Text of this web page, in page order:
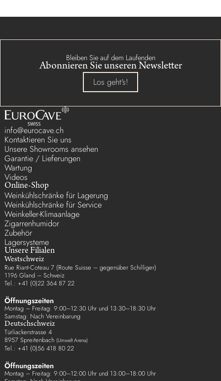
Bleiben Sie auf dem Laufenden
Abonnieren Sie unseren Newsletter
Los geht's!
info@eurocave.ch
Kontaktieren Sie uns
Unsere Showrooms ansehen
Garantie / Lieferungen
Wartung
Videos
Online-Shop
Weinkühlschränke für Lagerung
Weinkühlschränke für Service
Weinkeller-Klimaanlage
Zigarrenhumidor
Zubehör
Lagersysteme
Unsere Filialen
Westschweiz
Rue Riant-Coteau 7 (Route Suisse – gegenüber Schilliger)
1196 Gland – Schweiz
Tel.: +41 (0)22 364 87 22
Öffnungszeiten
Montag – Freitag: 9:00–12:30 Uhr und 13:30–18:30 Uhr
Samstag: Nach Vereinbarung
Deutschschweiz
Türliackerstrasse 4
8957 Spreitenbach (Umwelt Arena)
Tel.: +41 (0)56 418 80 22
Öffnungszeiten
Montag – Freitag: 9:00–12:00 Uhr und 13:00–18:00 Uhr